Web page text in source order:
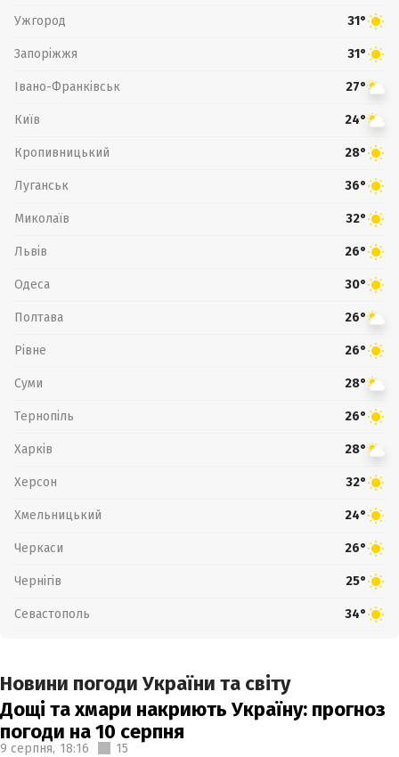
Ужгород 31°
Запоріжжя 31°
Івано-Франківськ 27°
Київ 24°
Кропивницький 28°
Луганськ 36°
Миколаїв 32°
Львів 26°
Одеса 30°
Полтава 26°
Рівне 26°
Суми 28°
Тернопіль 26°
Харків 28°
Херсон 32°
Хмельницький 24°
Черкаси 26°
Чернігів 25°
Севастополь 34°
Новини погоди України та світу
Дощі та хмари накриють Україну: прогноз
погоди на 10 серпня
9 серпня, 18:16 15